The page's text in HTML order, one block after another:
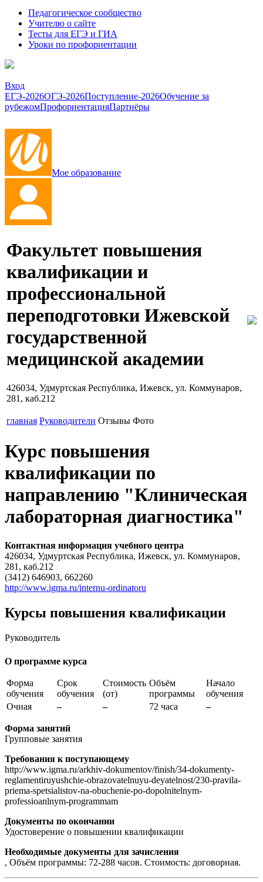
Педагогическое сообщество
Учителю о сайте
Тесты для ЕГЭ и ГИА
Уроки по профориентации
Вход
ЕГЭ-2026ОГЭ-2026Поступление-2026Обучение за
рубежомПрофориентацияПартнёры
Мое образование
Факультет повышения
квалификации и
профессиональной
переподготовки Ижевской
государственной
медицинской академии
426034, Удмуртская Республика, Ижевск, ул. Коммунаров,
281, каб.212
главная Руководители Отзывы Фото
Курс повышения
квалификации по
направлению "Клиническая
лабораторная диагностика"
Контактная информация учебного центра
426034, Удмуртская Республика, Ижевск, ул. Коммунаров,
281, каб.212
(3412) 646903, 662260
http://www.igma.ru/internu-ordinatoru
Курсы повышения квалификации
Руководитель
О программе курса
Форма
обучения
Срок
обучения
Стоимость
(от)
Объём
программы
Начало
обучения
Очная
– – 72 часа –
Форма занятий
Групповые занятия
Требования к поступающему
http://www.igma.ru/arkhiv-dokumentov/finish/34-dokumenty-
reglamentiruyushchie-obrazovatelnuyu-deyatelnost/230-pravila-
priema-spetsialistov-na-obuchenie-po-dopolnitelnym-
professioanlnym-programmam
Документы по окончании
Удостоверение о повышении квалификации
Необходимые документы для зачисления
, Объём программы: 72-288 часов. Стоимость: договорная.